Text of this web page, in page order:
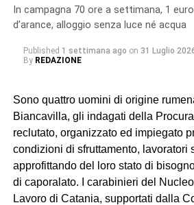
In campagna 70 ore a settimana, 1
d’arance, alloggio senza luce né acqua
Published 1 settimana ago on 31 Luglio
By REDAZIONE
Sono quattro uomini di origine
Biancavilla, gli indagati della
reclutato, organizzato ed impiegato
condizioni di sfruttamento, lavoratori
approfittando del loro stato di
di caporalato. I carabinieri del
Lavoro di Catania, supportati dalla